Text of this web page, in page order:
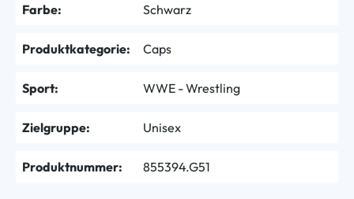
Farbe: Schwarz
Produktkategorie: Caps
Sport: WWE - Wrestling
Zielgruppe: Unisex
Produktnummer: 855394.G51